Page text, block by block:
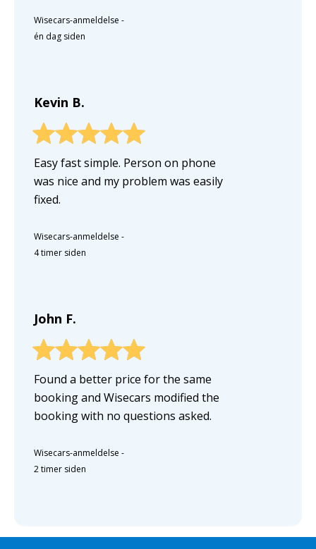
Wisecars-anmeldelse -
én dag siden
Kevin B.
Easy fast simple. Person on phone
was nice and my problem was easily
fixed.
Wisecars-anmeldelse -
4 timer siden
John F.
Found a better price for the same
booking and Wisecars modified the
booking with no questions asked.
Wisecars-anmeldelse -
2 timer siden